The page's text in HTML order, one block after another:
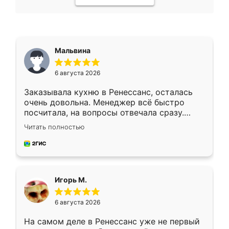
Мальвина
6 августа 2026
Заказывала кухню в Ренессанс, осталась
очень довольна. Менеджер всё быстро
посчитала, на вопросы отвечала сразу.
Замерщик приехал в субботу, подошёл к
делу со всей ответственностью. Собрали
за день, ребята работали аккуратно, даже
Читать полностью
Игорь М.
6 августа 2026
На самом деле в Ренессанс уже не первый